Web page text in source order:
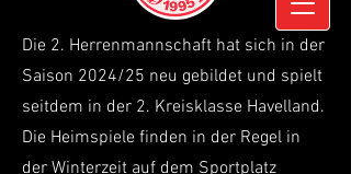
Die 2. Herrenmannschaft hat sich in der
Saison 2024/25 neu gebildet und spielt
seitdem in der 2. Kreisklasse Havelland.
Die Heimspiele finden in der Regel in
der Winterzeit auf dem Sportplatz